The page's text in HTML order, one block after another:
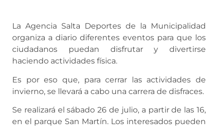
La Agencia Salta Deportes de la Municipalidad
organiza a diario diferentes eventos para que los
ciudadanos puedan disfrutar y divertirse
haciendo actividades física.
Es por eso que, para cerrar las actividades de
invierno, se llevará a cabo una carrera de disfraces.
Se realizará el sábado 26 de julio, a partir de las 16,
en el parque San Martín. Los interesados pueden